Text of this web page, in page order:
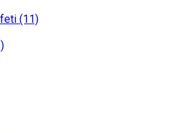
(11)